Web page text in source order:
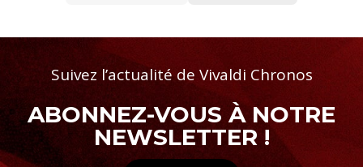
Suivez l’actualité de Vivaldi Chronos
ABONNEZ-VOUS À NOTRE
NEWSLETTER !